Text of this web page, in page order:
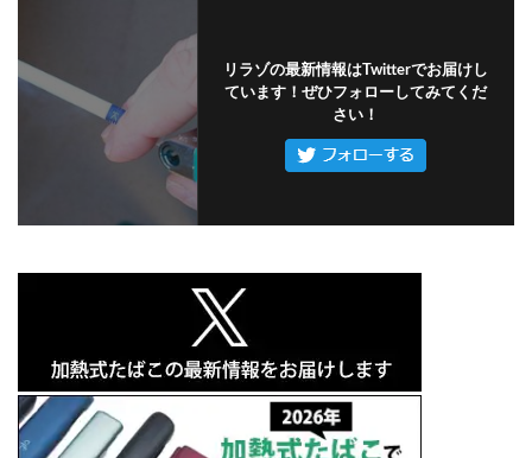
リラゾの最新情報はTwitterでお届けし
ています！ぜひフォローしてみてくだ
さい！